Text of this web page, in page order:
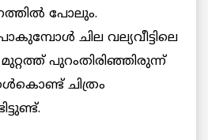
പോലും.
ചില വല്യവീട്ടിലെ
പുറംതിരിഞ്ഞിരുന്ന്
ചിത്രം